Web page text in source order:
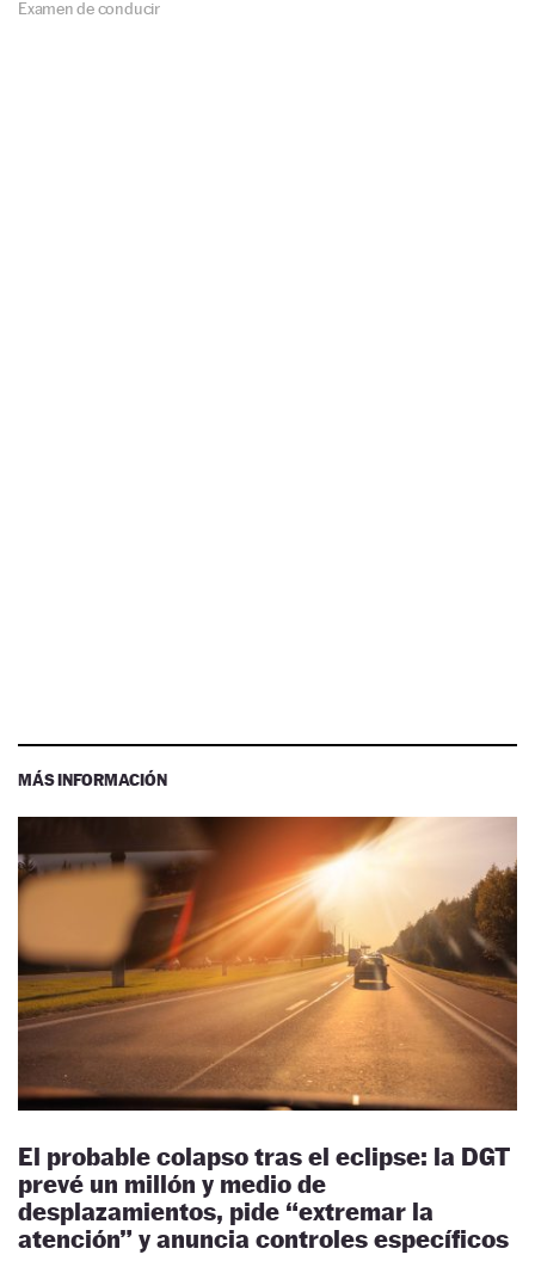
Examen de conducir
MÁS INFORMACIÓN
El probable colapso tras el eclipse: la DGT
prevé un millón y medio de
desplazamientos, pide “extremar la
atención” y anuncia controles específicos